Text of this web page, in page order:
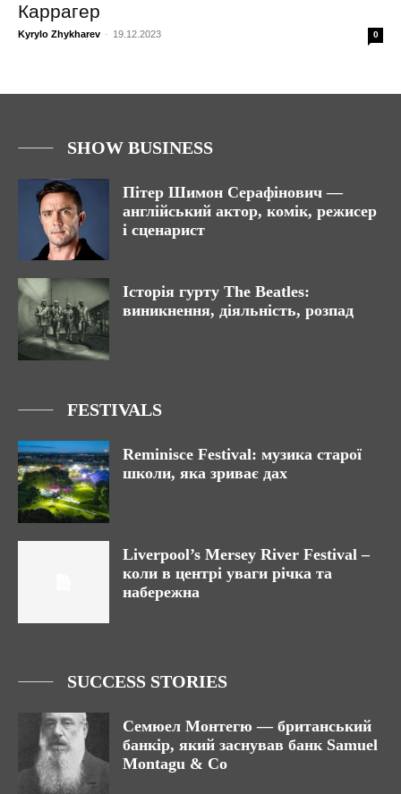
Каррагер
Kyrylo Zhykharev - 19.12.2023 0
SHOW BUSINESS
Пітер Шимон Серафінович —
англійський актор, комік, режисер
і сценарист
Історія гурту The Beatles:
виникнення, діяльність, розпад
FESTIVALS
Reminisce Festival: музика старої
школи, яка зриває дах
Liverpool’s Mersey River Festival –
коли в центрі уваги річка та
набережна
SUCCESS STORIES
Семюел Монтегю — британський
банкір, який заснував банк Samuel
Montagu & Co